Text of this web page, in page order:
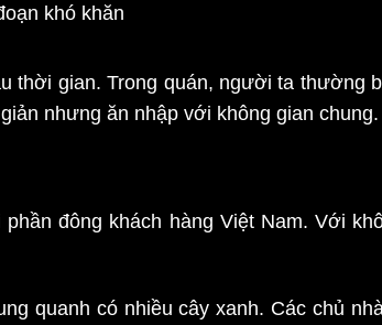
khó khăn
thời gian. Trong quán, người ta thường
nhưng ăn nhập với không gian chung.
đông khách hàng Việt Nam. Với
quanh có nhiều cây xanh. Các chủ